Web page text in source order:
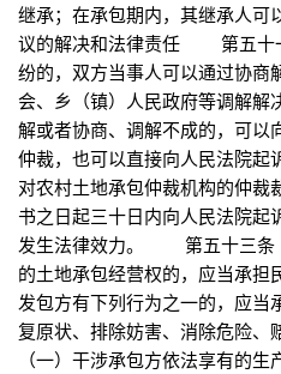
继承；在承包期内，其继承
议的解决和法律责任 第五十
纷的，双方当事人可以通过协商
会、乡（镇）人民政府等调解
解或者协商、调解不成的，可以
仲裁，也可以直接向人民法
对农村土地承包仲裁机构的仲裁
书之日起三十日内向人民法院起
发生法律效力。 第五十三条
的土地承包经营权的，应当
发包方有下列行为之一的，应当
复原状、排除妨害、消除危险
（一）干涉承包方依法享有